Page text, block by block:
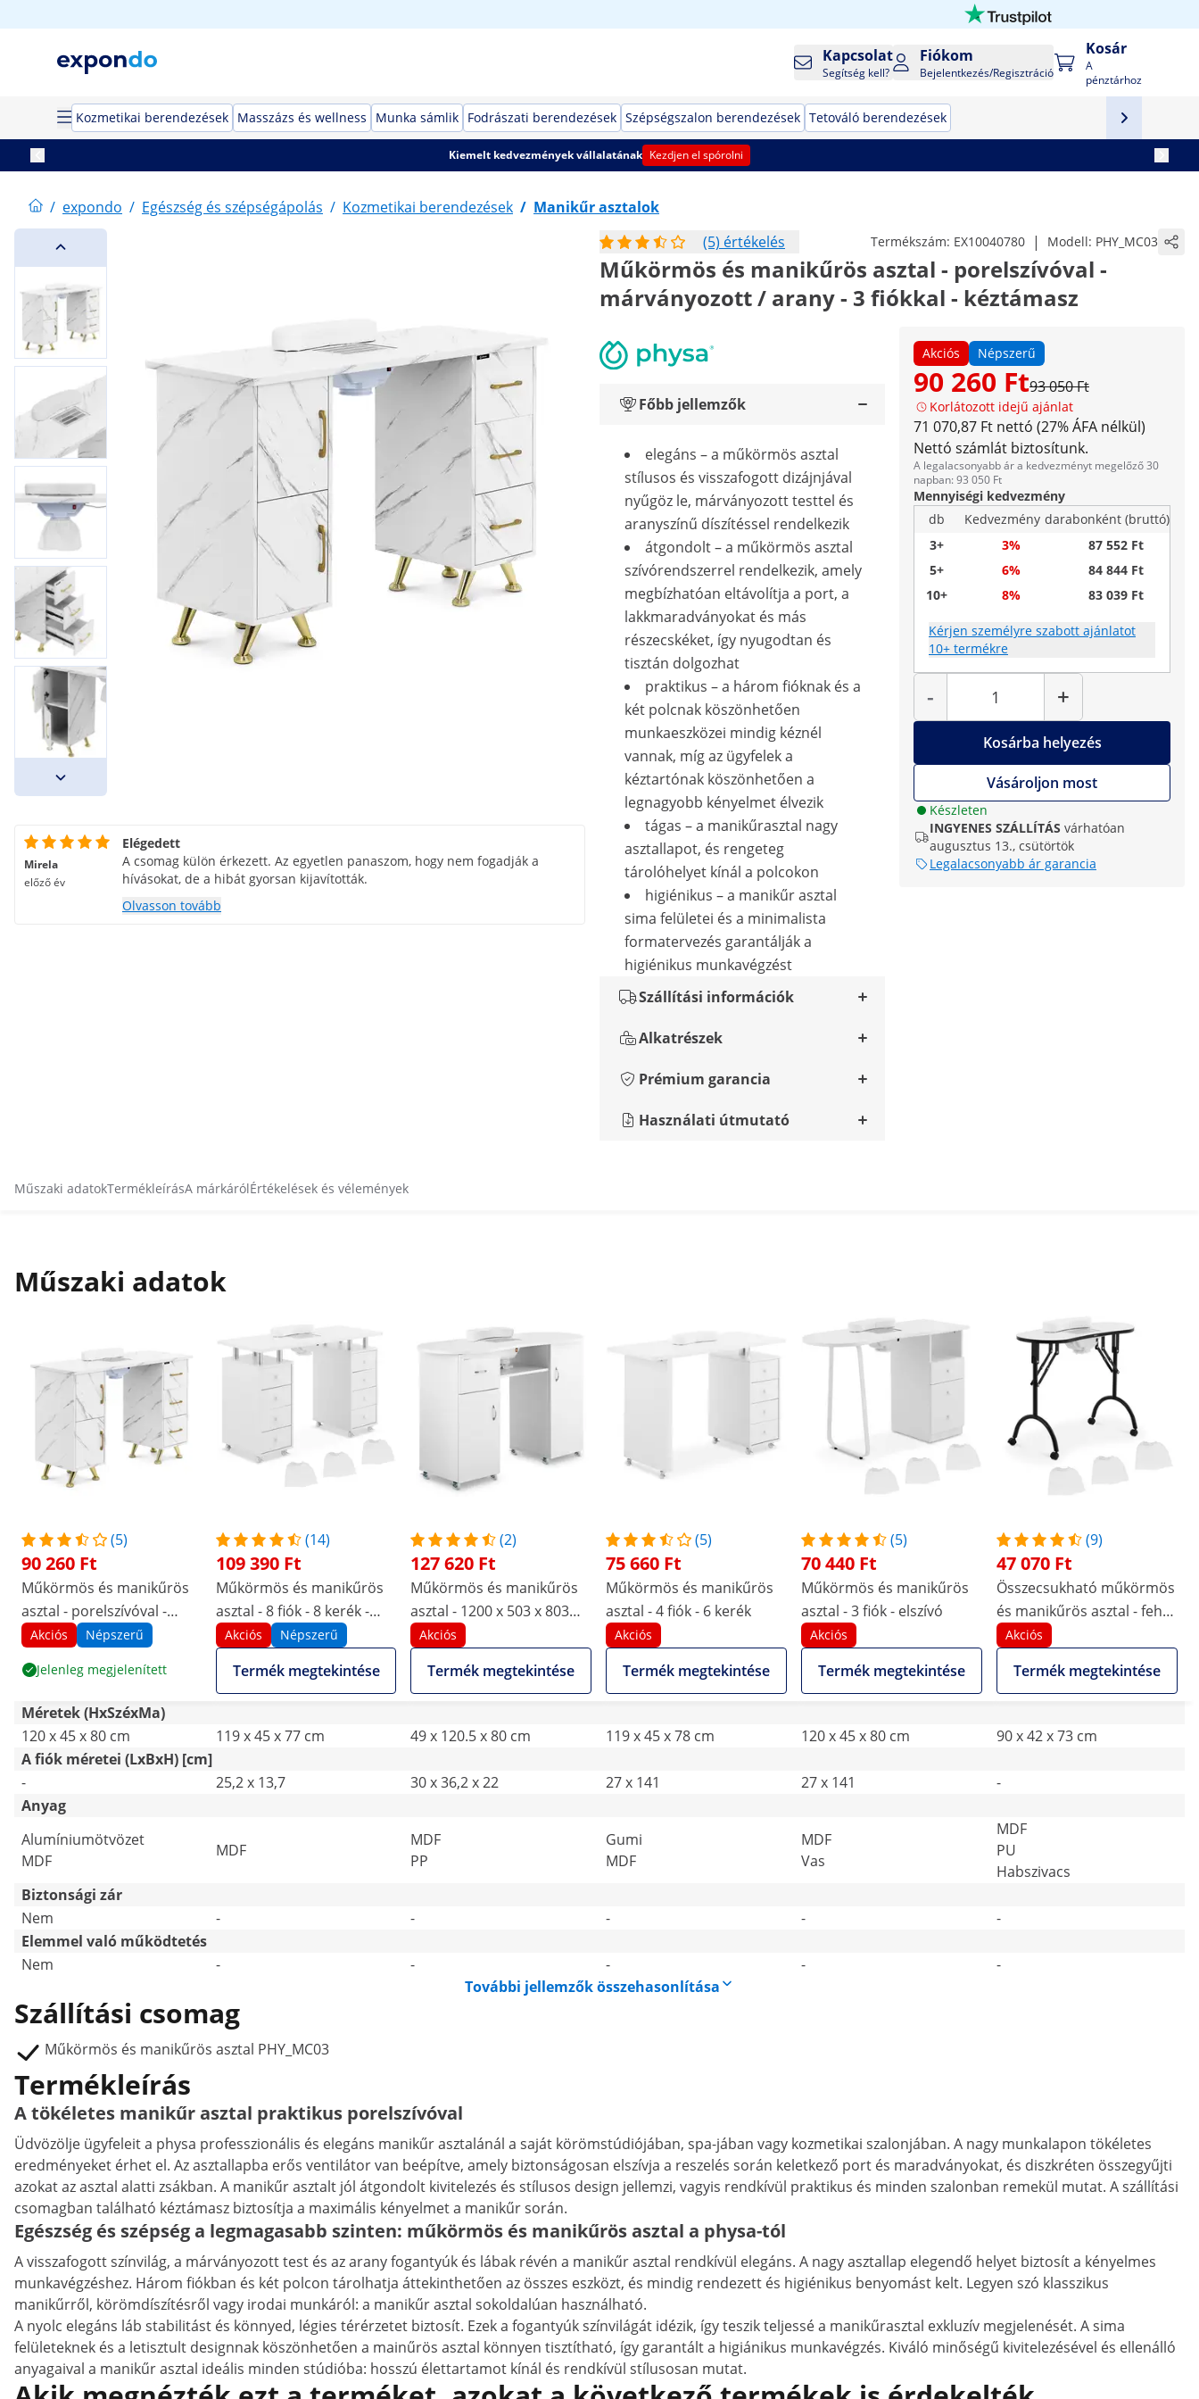
Kapcsolat
Segítség kell?
Fiókom
Bejelentkezés/Regisztráció
Kosár
A
pénztárhoz
Kozmetikai berendezések Masszázs és wellness Munka sámlik Fodrászati berendezések Szépségszalon berendezések Tetováló berendezések
Kiemelt kedvezmények vállalatának Kezdjen el spórolni
/ expondo / Egészség és szépségápolás / Kozmetikai berendezések / Manikűr asztalok
(5) értékelés
Termékszám: EX10040780 | Modell: PHY_MC03
Műkörmös és manikűrös asztal - porelszívóval -
márványozott / arany - 3 fiókkal - kéztámasz
Akciós Népszerű
90 260 Ft93 050 Ft
Korlátozott idejű ajánlat
71 070,87 Ft nettó (27% ÁFA nélkül)
Nettó számlát biztosítunk.
A legalacsonyabb ár a kedvezményt megelőző 30
napban: 93 050 Ft
Mennyiségi kedvezmény
db
Kedvezmény darabonként (bruttó)
3+
3%
87 552 Ft
5+
6%
84 844 Ft
10+
8% 83 039 Ft
Kérjen személyre szabott ajánlatot
10+ termékre
-
Mennyiség
+
Kosárba helyezés
Vásároljon most
Készleten
INGYENES SZÁLLÍTÁS várhatóan
augusztus 13., csütörtök
Legalacsonyabb ár garancia
Főbb jellemzők
elegáns – a műkörmös asztal
stílusos és visszafogott dizájnjával
nyűgöz le, márványozott testtel és
aranyszínű díszítéssel rendelkezik
átgondolt – a műkörmös asztal
szívórendszerrel rendelkezik, amely
megbízhatóan eltávolítja a port, a
lakkmaradványokat és más
részecskéket, így nyugodtan és
tisztán dolgozhat
praktikus – a három fióknak és a
két polcnak köszönhetően
munkaeszközei mindig kéznél
vannak, míg az ügyfelek a
kéztartónak köszönhetően a
legnagyobb kényelmet élvezik
tágas – a manikűrasztal nagy
asztallapot, és rengeteg
tárolóhelyet kínál a polcokon
higiénikus – a manikűr asztal
sima felületei és a minimalista
formatervezés garantálják a
higiénikus munkavégzést
Szállítási információk
Alkatrészek
Prémium garancia
Használati útmutató
Mirela
előző év
Elégedett
A csomag külön érkezett. Az egyetlen panaszom, hogy nem fogadják a
hívásokat, de a hibát gyorsan kijavították.
Olvasson tovább
Műszaki adatokTermékleírásA márkárólÉrtékelések és vélemények
Műszaki adatok
(5)
90 260 Ft
Műkörmös és manikűrös
asztal - porelszívóval -
márványozott / arany - 3
Akciós Népszerű
Jelenleg megjelenített
(14)
109 390 Ft
Műkörmös és manikűrös
asztal - 8 fiók - 8 kerék -
elszívó
Akciós Népszerű
Termék megtekintése
(2)
127 620 Ft
Műkörmös és manikűrös
asztal - 1200 x 503 x 803
mm - fehér - 8 görgő -
porelszívóval és
kéztámsszal
Akciós
Termék megtekintése
(5)
75 660 Ft
Műkörmös és manikűrös
asztal - 4 fiók - 6 kerék
Akciós
Termék megtekintése
(5)
70 440 Ft
Műkörmös és manikűrös
asztal - 3 fiók - elszívó
Akciós
Termék megtekintése
(9)
47 070 Ft
Összecsukható műkörmös
és manikűrös asztal - fehér
- 4 kerék - elszívó
Akciós
Termék megtekintése
Méretek (HxSzéxMa)
120 x 45 x 80 cm
119 x 45 x 77 cm 49 x 120.5 x 80 cm 119 x 45 x 78 cm 120 x 45 x 80 cm
90 x 42 x 73 cm
A fiók méretei (LxBxH) [cm]
-
25,2 x 13,7 30 x 36,2 x 22 27 x 141 27 x 141
-
Anyag
Alumíniumötvözet
MDF
MDF
MDF
PP
Gumi
MDF
MDF
Vas
MDF
PU
Habszivacs
Biztonsági zár
Nem
- - - -
-
Elemmel való működtetés
Nem
- - - -
-
További jellemzők összehasonlítása
Szállítási csomag
Műkörmös és manikűrös asztal PHY_MC03
Termékleírás
A tökéletes manikűr asztal praktikus porelszívóval
Üdvözölje ügyfeleit a physa professzionális és elegáns manikűr asztalánál a saját körömstúdiójában, spa-jában vagy kozmetikai szalonjában. A nagy munkalapon tökéletes
eredményeket érhet el. Az asztallapba erős ventilátor van beépítve, amely biztonságosan elszívja a reszelés során keletkező port és maradványokat, és diszkréten összegyűjti
azokat az asztal alatti zsákban. A manikűr asztalt jól átgondolt kivitelezés és stílusos design jellemzi, vagyis rendkívül praktikus és minden szalonban remekül mutat. A szállítási
csomagban található kéztámasz biztosítja a maximális kényelmet a manikűr során.
Egészség és szépség a legmagasabb szinten: műkörmös és manikűrös asztal a physa-tól
A visszafogott színvilág, a márványozott test és az arany fogantyúk és lábak révén a manikűr asztal rendkívül elegáns. A nagy asztallap elegendő helyet biztosít a kényelmes
munkavégzéshez. Három fiókban és két polcon tárolhatja áttekinthetően az összes eszközt, és mindig rendezett és higiénikus benyomást kelt. Legyen szó klasszikus
manikűrről, körömdíszítésről vagy irodai munkáról: a manikűr asztal sokoldalúan használható.
A nyolc elegáns láb stabilitást és könnyed, légies térérzetet biztosít. Ezek a fogantyúk színvilágát idézik, így teszik teljessé a manikűrasztal exkluzív megjelenését. A sima
felületeknek és a letisztult designnak köszönhetően a mainűrös asztal könnyen tisztítható, így garantált a higiánikus munkavégzés. Kiváló minőségű kivitelezésével és ellenálló
anyagaival a manikűr asztal ideális minden stúdióba: hosszú élettartamot kínál és rendkívül stílusosan mutat.